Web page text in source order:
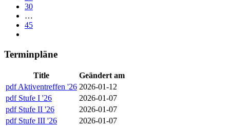
30
…
45
Terminpläne
Title
Geändert am
pdf Aktiventreffen '26 2026-01-12
pdf Stufe I '26
2026-01-07
pdf Stufe II '26
2026-01-07
pdf Stufe III '26 2026-01-07